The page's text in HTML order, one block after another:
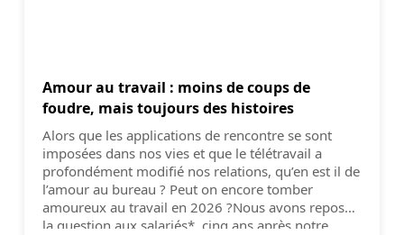
Amour au travail : moins de coups de
foudre, mais toujours des histoires
Alors que les applications de rencontre se sont
imposées dans nos vies et que le télétravail a
profondément modifié nos relations, qu’en est il de
l’amour au bureau ? Peut on encore tomber
amoureux au travail en 2026 ?Nous avons reposé
la question aux salariés*, cinq ans après notre